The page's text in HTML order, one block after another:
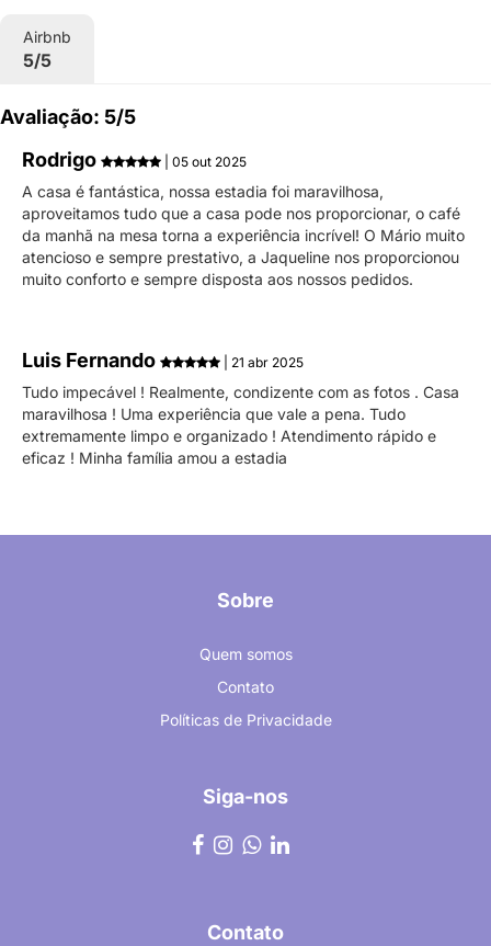
Airbnb
5/5
Avaliação: 5/5
Rodrigo
| 05 out 2025
A casa é fantástica, nossa estadia foi maravilhosa,
aproveitamos tudo que a casa pode nos proporcionar, o café
da manhã na mesa torna a experiência incrível! O Mário muito
atencioso e sempre prestativo, a Jaqueline nos proporcionou
muito conforto e sempre disposta aos nossos pedidos.
Luis Fernando | 21 abr 2025
Tudo impecável ! Realmente, condizente com as fotos . Casa
maravilhosa ! Uma experiência que vale a pena. Tudo
extremamente limpo e organizado ! Atendimento rápido e
eficaz ! Minha família amou a estadia
Sobre
Quem somos
Contato
Políticas de Privacidade
Siga-nos
Contato